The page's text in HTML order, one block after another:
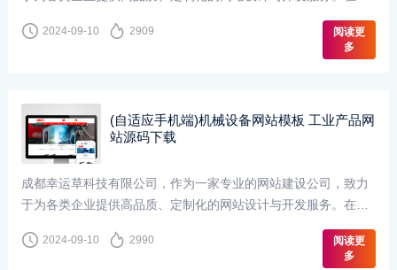
2024-09-10 2909
阅读更
多
(自适应手机端)机械设备网站模板 工业产品网
站源码下载
成都幸运草科技有限公司，作为一家专业的网站建设公司，致力
于为各类企业提供高品质、定制化的网站设计与开发服务。在机
2024-09-10 2990
阅读更
多